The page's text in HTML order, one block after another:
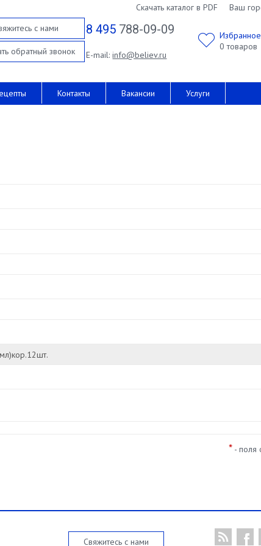
Скачать каталог в PDF Ваш
с нами
обратный звонок
8 495 788-09-09
E-mail:info@believ.ru
Избранное
0 товаров
Контакты Вакансии Услуги
* - поля
Свяжитесь с нами